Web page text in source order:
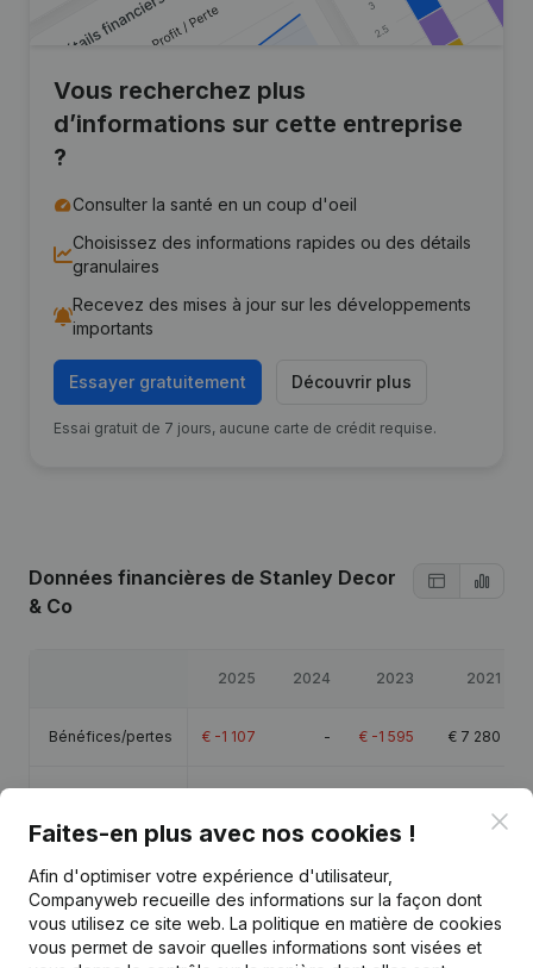
Vous recherchez plus
d’informations sur cette entreprise
?
Consulter la santé en un coup d'oeil
Choisissez des informations rapides ou des détails
granulaires
Recevez des mises à jour sur les développements
importants
Essayer gratuitement Découvrir plus
Essai gratuit de 7 jours, aucune carte de crédit requise.
Données financières de Stanley Decor
& Co
2025 2024 2023 2021
Bénéfices/pertes € -1 107 - € -1 595 € 7 280
Faites-en plus avec nos cookies !
Afin d'optimiser votre expérience d'utilisateur,
Companyweb recueille des informations sur la façon dont
vous utilisez ce site web. La politique en matière de cookies
vous permet de savoir quelles informations sont visées et